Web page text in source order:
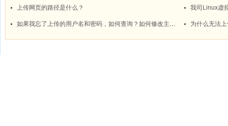
上传网页的路径是什么？
如果我忘了上传的用户名和密码，如何查询？如何修改主机密码？ 为什么无法